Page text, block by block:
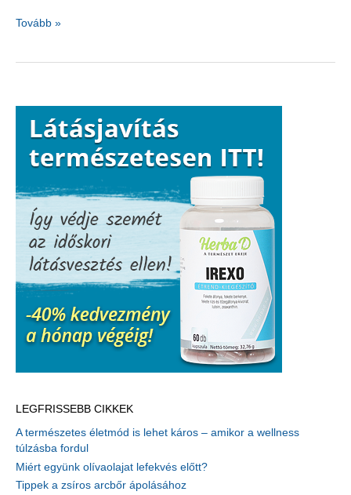
A
Tovább »
LEGFRISSEBB CIKKEK
A természetes életmód is lehet káros – amikor a wellness
túlzásba fordul
Miért együnk olívaolajat lefekvés előtt?
Tippek a zsíros arcbőr ápolásához